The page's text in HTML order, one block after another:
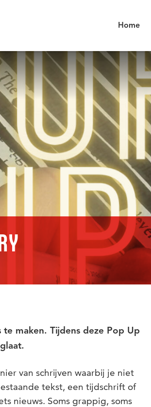
Home
maken. Tijdens deze Pop Up
van schrijven waarbij je niet
tekst, een tijdschrift of
nieuws. Soms grappig, soms